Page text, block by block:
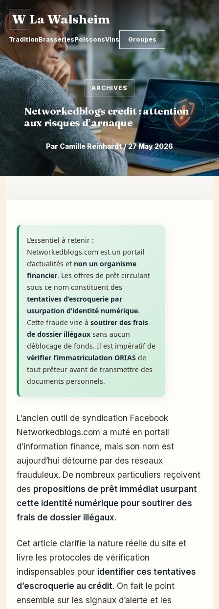
W La Walsheim
TraditionBrasseriesPoissonsVins Groupes
ARCHIVES
Networkedblogs credit : attention
aux risques d’arnaque
Par Camille Reinhardt / 27 May 2026
L’essentiel à retenir :
Networkedblogs.com est un portail
d’actualités et non un organisme
financier. Les offres de prêt circulant
sous ce nom constituent des
tentatives d’escroquerie par
usurpation d’identité numérique.
Cette fraude vise à soutirer des frais
de dossier illégaux sans aucun
déblocage de fonds. Il est impératif de
vérifier l’immatriculation ORIAS de
tout prêteur avant de transmettre des
documents personnels.
L’ancien outil de syndication Facebook
Networkedblogs.com a muté en portail
d’information finance, mais son nom est
aujourd’hui détourné par des réseaux
frauduleux. De nombreux particuliers reçoivent
des propositions de prêt immédiat usurpant
cette identité numérique pour soutirer des
frais de dossier illégaux.
Cet article clarifie la nature réelle du site et
livre les protocoles de vérification
indispensables pour identifier ces tentatives
d’escroquerie au crédit. On fait le point
ensemble sur les signaux d’alerte et les